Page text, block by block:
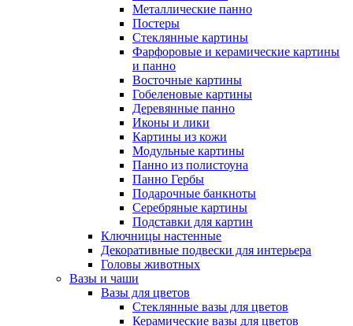
Металлические панно
Постеры
Стеклянные картины
Фарфоровые и керамические картины
и панно
Восточные картины
Гобеленовые картины
Деревянные панно
Иконы и лики
Картины из кожи
Модульные картины
Панно из полистоуна
Панно Гербы
Подарочные банкноты
Серебряные картины
Подставки для картин
Ключницы настенные
Декоративные подвески для интерьера
Головы животных
Вазы и чаши
Вазы для цветов
Стеклянные вазы для цветов
Керамические вазы для цветов